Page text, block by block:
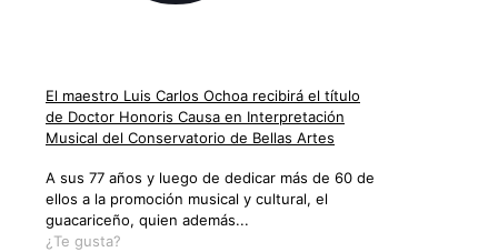
El maestro Luis Carlos Ochoa recibirá el título
de Doctor Honoris Causa en Interpretación
Musical del Conservatorio de Bellas Artes
A sus 77 años y luego de dedicar más de 60 de
ellos a la promoción musical y cultural, el
guacariceño, quien además...
¿Te gusta?